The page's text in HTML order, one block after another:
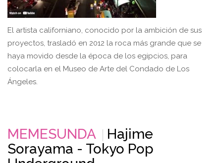
El artista californiano, conocido por la ambición de sus
proyectos, trasladó en 2012 la roca más grande que se
haya movido desde la época de los egipcios, para
colocarla en el Museo de Arte del Condado de Los
Ángeles.
MEMESUNDA
Hajime
Sorayama - Tokyo Pop